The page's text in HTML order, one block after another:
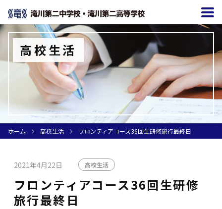
高校生活
ホーム 高校生活 フロンティアコース36回生研修旅行最終日
2021年4月22日 高校生活
フロンティアコース36回生研修
旅行最終日